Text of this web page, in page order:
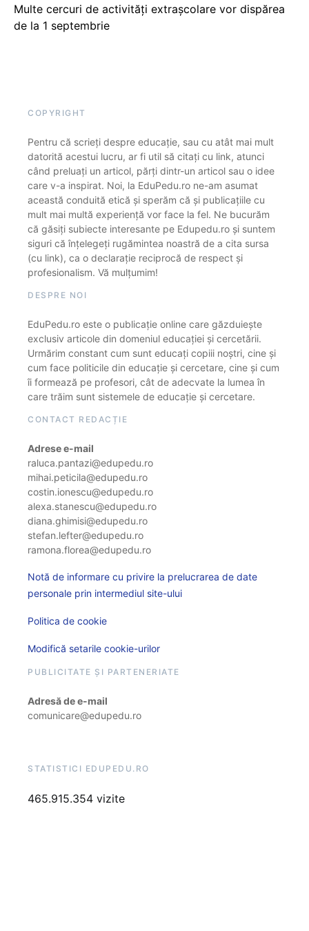
Multe cercuri de activități extrașcolare vor dispărea
de la 1 septembrie
COPYRIGHT
Pentru că scrieți despre educație, sau cu atât mai mult
datorită acestui lucru, ar fi util să citați cu link, atunci
când preluați un articol, părți dintr-un articol sau o idee
care v-a inspirat. Noi, la EduPedu.ro ne-am asumat
această conduită etică și sperăm că și publicațiile cu
mult mai multă experiență vor face la fel. Ne bucurăm
că găsiți subiecte interesante pe Edupedu.ro și suntem
siguri că înțelegeți rugămintea noastră de a cita sursa
(cu link), ca o declarație reciprocă de respect și
profesionalism. Vă mulțumim!
DESPRE NOI
EduPedu.ro este o publicație online care găzduiește
exclusiv articole din domeniul educației și cercetării.
Urmărim constant cum sunt educați copiii noștri, cine și
cum face politicile din educație și cercetare, cine și cum
îi formează pe profesori, cât de adecvate la lumea în
care trăim sunt sistemele de educație și cercetare.
CONTACT REDACȚIE
Adrese e-mail
raluca.pantazi@edupedu.ro
mihai.peticila@edupedu.ro
costin.ionescu@edupedu.ro
alexa.stanescu@edupedu.ro
diana.ghimisi@edupedu.ro
stefan.lefter@edupedu.ro
ramona.florea@edupedu.ro
Notă de informare cu privire la prelucrarea de date
personale prin intermediul site-ului
Politica de cookie
Modifică setarile cookie-urilor
PUBLICITATE ȘI PARTENERIATE
Adresă de e-mail
comunicare@edupedu.ro
STATISTICI EDUPEDU.RO
465.915.354 vizite